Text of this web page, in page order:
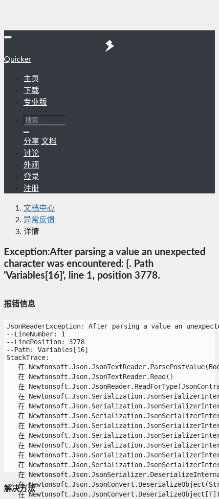
Quicker
主页
下载
专业版
分享 文档
讨论
外观
登录
注册
文档中心
异常反馈
详情
Exception:After parsing a value an unexpected
character was encountered: {. Path
'Variables[16]', line 1, position 3778.
报错信息
JsonReaderException: After parsing a value an
--LineNumber: 1
--LinePosition: 3778
--Path: Variables[16]
StackTrace:
在
   在 Newtonsoft.Json.JsonTextReader.Read()
在
在
在
在
在
在
在
在
在
在
在
在
解决方法